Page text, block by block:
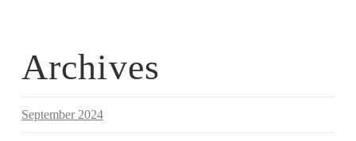
Archives
September 2024